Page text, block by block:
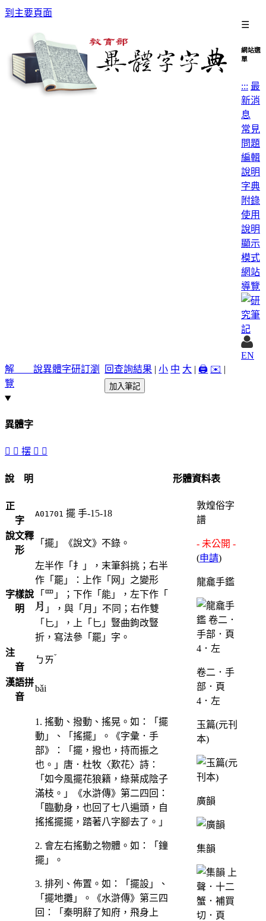
到主要頁面
☰
網站選
單
::: 最
新消
息
常見
問題
編輯
說明
字典
附錄
使用
說明
顯示
模式
網站
導覽
EN
解 說異體字研訂瀏
覽
回查詢結果 |小 中 大 |🖨️ ✉️ |
加入筆記
異體字
󲙇 󲏃 摆 󲙈 𢸇
說 明
正
字
A01701 擺 手-15-18
說文釋
形
「擺」《說文》不錄。
字樣說
明
左半作「扌」，末筆斜挑；右半
作「罷」：上作「网」之變形
「罒」；下作「能」，左下作「
」，與「月」不同；右作雙
「匕」，上「匕」豎曲鉤改豎
折，寫法參「罷」字。
注
音
ㄅㄞˇ
漢語拼
音
bǎi
1. 搖動、撥動、搖晃。如：「擺
動」、「搖擺」。《字彙．手
部》：「擺，撥也，持而振之
也。」唐．杜牧〈歎花〉詩：
「如今風擺花狼籍，綠葉成陰子
滿枝。」《水滸傳》第二四回：
「臨動身，也回了七八遍頭，自
搖搖擺擺，踏著八字腳去了。」
2. 會左右搖動之物體。如：「鐘
擺」。
3. 排列、佈置。如：「擺設」、
「擺地攤」。《水滸傳》第三四
回：「秦明辭了知府，飛身上
形體資料表
敦煌俗字
譜
- 未公開 -
(申請)
龍龕手鑑
卷二．手
部．頁
4．左
玉篇(元刊
本)
廣韻
集韻